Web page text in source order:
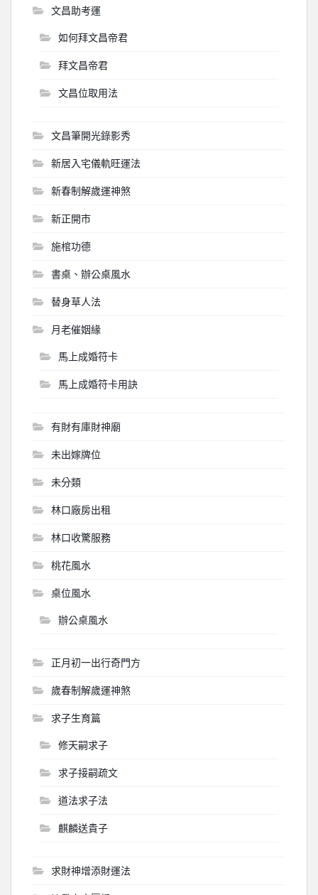
文昌助考運
如何拜文昌帝君
拜文昌帝君
文昌位取用法
文昌筆開光錄影秀
新居入宅儀軌旺運法
新春制解歲運神煞
新正開市
施棺功德
書桌、辦公桌風水
替身草人法
月老催姻緣
馬上成婚符卡
馬上成婚符卡用訣
有財有庫財神廟
未出嫁牌位
未分類
林口廠房出租
林口收驚服務
桃花風水
桌位風水
辦公桌風水
正月初一出行奇門方
歲春制解歲運神煞
求子生育篇
修天嗣求子
求子接嗣疏文
道法求子法
麒麟送貴子
求財神增添財運法